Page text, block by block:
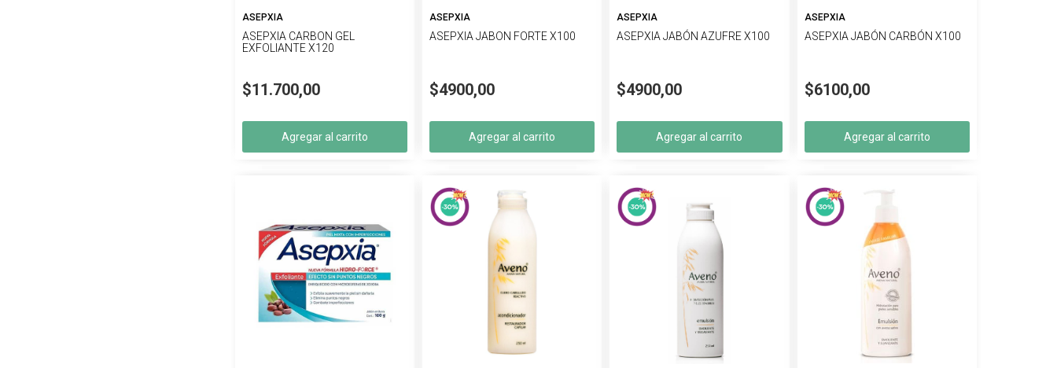
ASEPXIA
ASEPXIA CARBON GEL
EXFOLIANTE X120
$11.700,00
Agregar al carrito
ASEPXIA
ASEPXIA JABON FORTE X100
$4900,00
Agregar al carrito
ASEPXIA
ASEPXIA JABÓN AZUFRE X100
$4900,00
Agregar al carrito
ASEPXIA
ASEPXIA JABÓN CARBÓN X100
$6100,00
Agregar al carrito